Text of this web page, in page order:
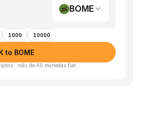
BOME
1000 10000
to BOME
· más de 40 monedas fiat